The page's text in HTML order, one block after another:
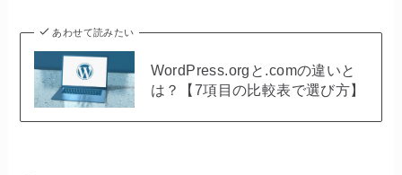
あわせて読みたい
WordPress.orgと.comの違いと
は？【7項目の比較表で選び方】